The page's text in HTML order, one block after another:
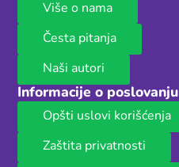
Više o nama
Česta pitanja
Naši autori
Informacije o poslovanju
Opšti uslovi korišćenja
Zaštita privatnosti